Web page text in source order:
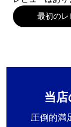
最初のレ
当
圧倒的満